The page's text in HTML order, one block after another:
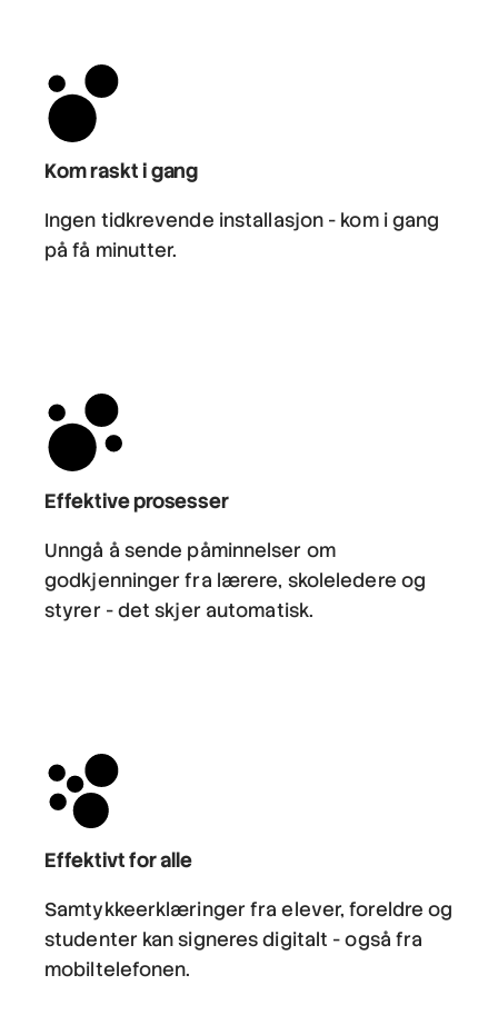
Kom raskt i gang
Ingen tidkrevende installasjon - kom i gang
på få minutter.
Effektive prosesser
Unngå å sende påminnelser om
godkjenninger fra lærere, skoleledere og
styrer - det skjer automatisk.
Effektivt for alle
Samtykkeerklæringer fra elever, foreldre og
studenter kan signeres digitalt - også fra
mobiltelefonen.